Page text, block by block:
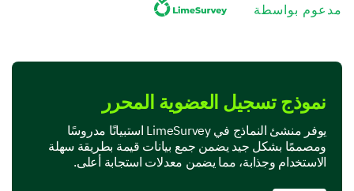
Art & Music
Travel
Other:
مدعوم بواسطة
نموذج تسجيل العضوية المحرر
يوفر منشئ النماذج في LimeSurvey استبيانًا مدروسًا
ومصممًا بشكل جيد يضمن جمع بيانات قيمة بطريقة سهلة
الاستخدام وجذابة، مما يضمن معدلات استجابة أعلى.